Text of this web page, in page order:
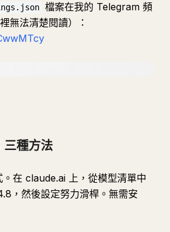
檔案在我的 Telegram 頻
無法清楚閱讀）：
三種方法
在 claude.ai 上，從模型清單中
，然後設定努力滑桿。無需安